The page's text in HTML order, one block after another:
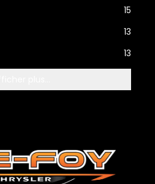
15
13
13